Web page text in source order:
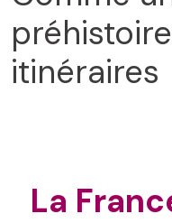
itinéraires
La